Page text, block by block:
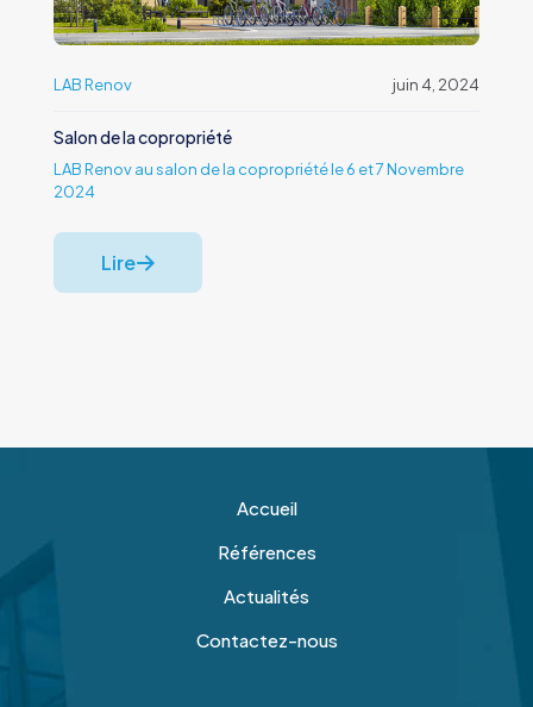
LAB Renov juin 4, 2024
Salon de la copropriété
LAB Renov au salon de la copropriété le 6 et 7 Novembre
2024
Lire
Accueil
Références
Actualités
Contactez-nous